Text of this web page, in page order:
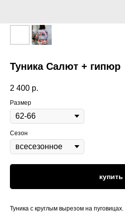
Туника Салют + гипюр
2 400 р.
Размер
Сезон
купить
Туника с круглым вырезом на